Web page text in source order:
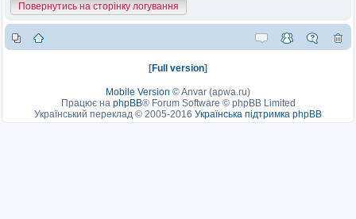
Повернутись на сторінку логування
[Full version]
Mobile Version ©Anvar (apwa.ru)
Працює на phpBB® Forum Software © phpBB Limited
Український переклад © 2005-2016 Українська підтримка phpBB